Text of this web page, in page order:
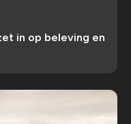
in op beleving en